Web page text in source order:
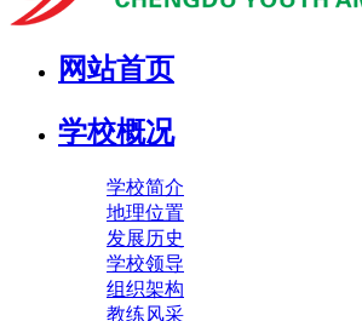
网站首页
学校概况
学校简介
地理位置
发展历史
学校领导
组织架构
教练风采